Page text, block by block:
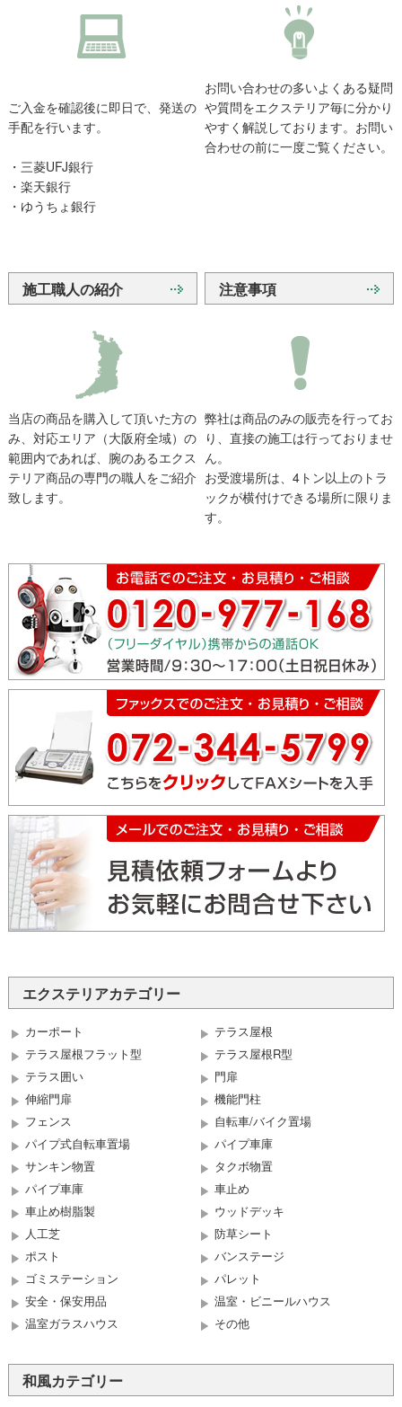
ご入金を確認後に即日で、発送の
手配を行います。
・三菱UFJ銀行
・楽天銀行
・ゆうちょ銀行
お問い合わせの多いよくある疑問
や質問をエクステリア毎に分かり
やすく解説しております。お問い
合わせの前に一度ご覧ください。
施工職人の紹介
当店の商品を購入して頂いた方の
み、対応エリア（大阪府全域）の
範囲内であれば、腕のあるエクス
テリア商品の専門の職人をご紹介
致します。
注意事項
弊社は商品のみの販売を行ってお
り、直接の施工は行っておりませ
ん。
お受渡場所は、4トン以上のトラ
ックが横付けできる場所に限りま
す。
エクステリアカテゴリー
カーポート
テラス屋根
テラス屋根フラット型
テラス屋根R型
テラス囲い
門扉
伸縮門扉
機能門柱
フェンス
自転車/バイク置場
パイプ式自転車置場
パイプ車庫
サンキン物置
タクボ物置
パイプ車庫
車止め
車止め樹脂製
ウッドデッキ
人工芝
防草シート
ポスト
バンステージ
ゴミステーション
パレット
安全・保安用品
温室・ビニールハウス
温室ガラスハウス
その他
和風カテゴリー